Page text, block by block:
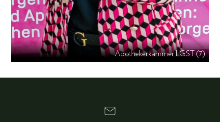
Apothekerkammer LGST (7)